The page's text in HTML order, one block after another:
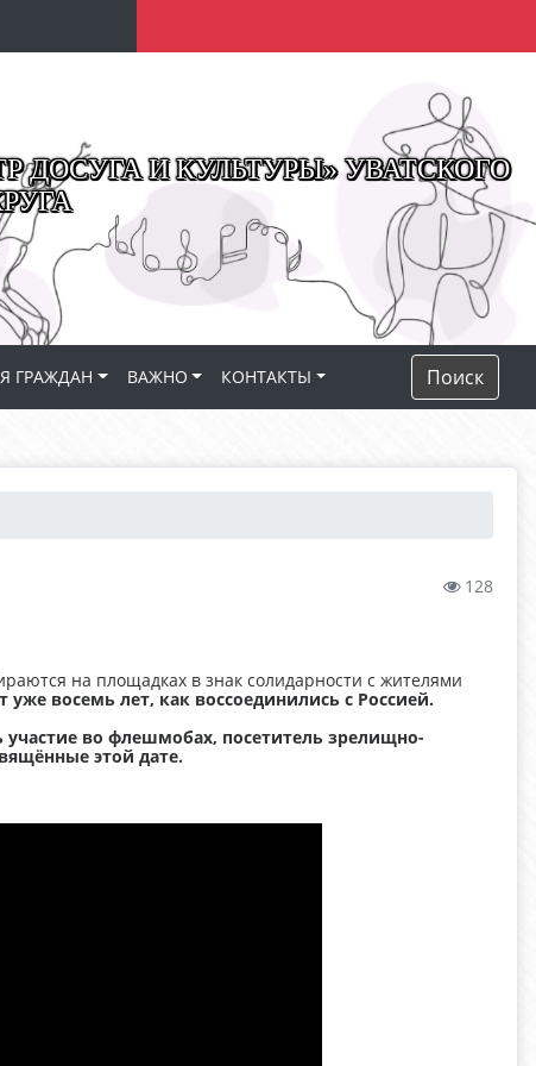
И КУЛЬТУРЫ» УВАТСКОГО
ГРАЖДАН ВАЖНО КОНТАКТЫ Поиск
128
на площадках в знак солидарности с жителями
уже восемь лет, как воссоединились с Россией.
во флешмобах, посетитель зрелищно-
этой дате.